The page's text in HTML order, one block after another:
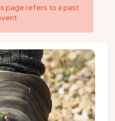
page refers to a past